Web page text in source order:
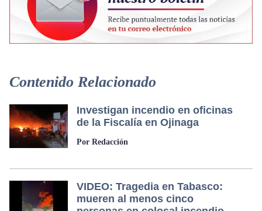
Contenido Relacionado
Investigan incendio en oficinas
de la Fiscalía en Ojinaga
Por Redacción
VIDEO: Tragedia en Tabasco:
mueren al menos cinco